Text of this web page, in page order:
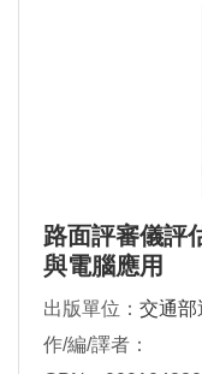
路面評審儀評
與電腦應用
出版單位： 交通部
作/編/譯者：